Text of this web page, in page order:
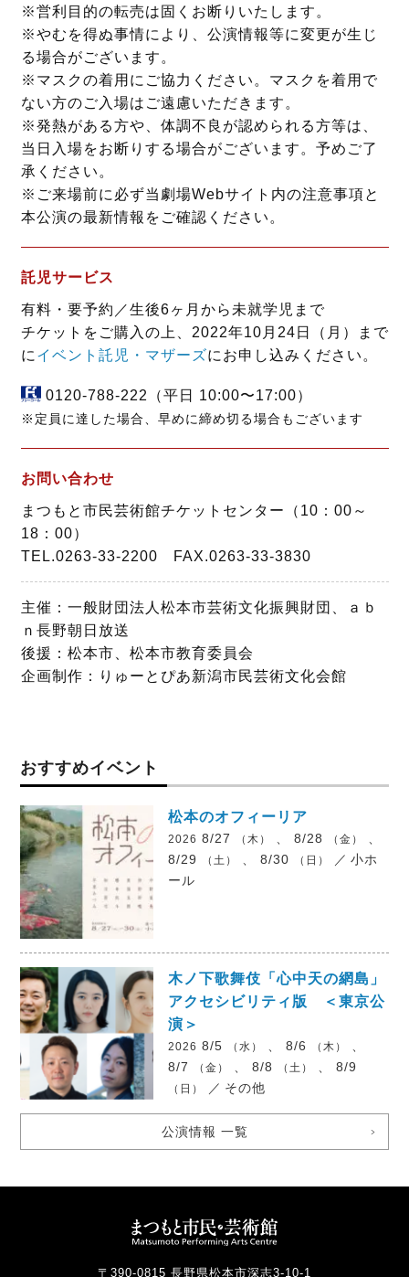
※営利目的の転売は固くお断りいたします。
※やむを得ぬ事情により、公演情報等に変更が生じ
る場合がございます。
※マスクの着用にご協力ください。マスクを着用で
ない方のご入場はご遠慮いただきます。
※発熱がある方や、体調不良が認められる方等は、
当日入場をお断りする場合がございます。予めご了
承ください。
※ご来場前に必ず当劇場Webサイト内の注意事項と
本公演の最新情報をご確認ください。
託児サービス
有料・要予約／生後6ヶ月から未就学児まで
チケットをご購入の上、2022年10月24日（月）まで
にイベント託児・マザーズにお申し込みください。
0120-788-222 （平日 10:00〜17:00）
※定員に達した場合、早めに締め切る場合もございます
お問い合わせ
まつもと市民芸術館チケットセンター（10：00～
18：00）
TEL.0263-33-2200 FAX.0263-33-3830
主催：一般財団法人松本市芸術文化振興財団、ａｂ
ｎ長野朝日放送
後援：松本市、松本市教育委員会
企画制作：りゅーとぴあ新潟市民芸術文化会館
おすすめイベント
松本のオフィーリア
2026 8/27 （木） 、 8/28 （金）
、
8/29
（土） 、 8/30 （日） ／ 小ホ
ール
木ノ下歌舞伎「心中天の網島」
アクセシビリティ版 ＜東京公
演＞
2026 8/5 （水） 、 8/6 （木）
8/7
（金） 、 8/8 （土） 、 8/9
（日） ／ その他
公演情報 一覧
〒390-0815 長野県松本市深志3-10-1